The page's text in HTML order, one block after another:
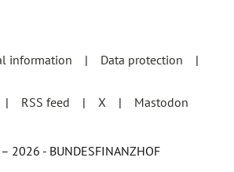
information Data protection
RSS feed X Mastodon
2026 - BUNDESFINANZHOF